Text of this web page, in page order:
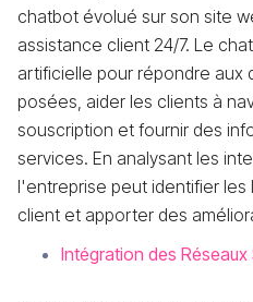
chatbot évolué sur son site
assistance client 24/7. Le
artificielle pour répondre aux
posées, aider les clients à
souscription et fournir des
services. En analysant les
l'entreprise peut identifier
client et apporter des
Intégration des Réseaux